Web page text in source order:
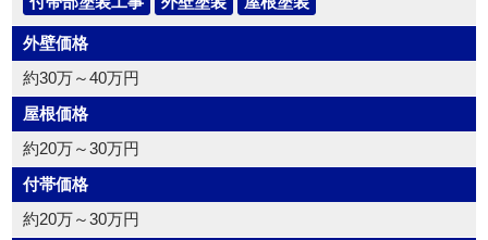
外壁価格
約30万～40万円
屋根価格
約20万～30万円
付帯価格
約20万～30万円